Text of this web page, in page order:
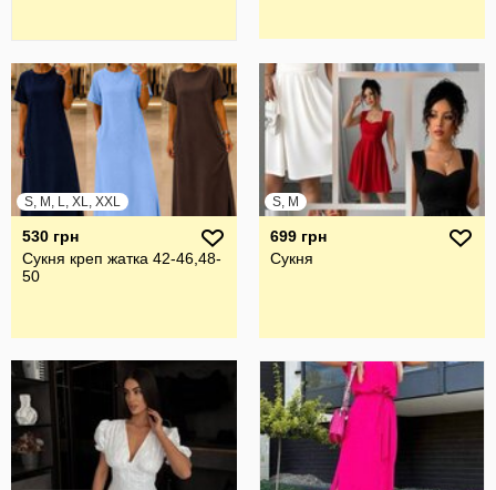
S, M, L, XL, XXL
530 грн
Сукня креп жатка 42-46,48-
50
S, M
699 грн
Сукня